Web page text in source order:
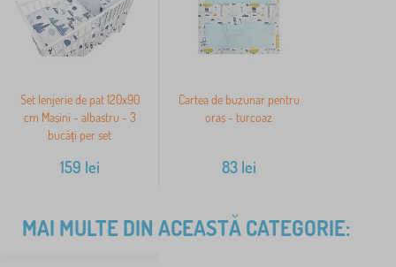
Set lenjerie de pat 120x90
cm Mașini - albastru - 3
bucăți per set
159 lei
Cartea de buzunar pentru
oraș - turcoaz
83lei
MAI MULTE DIN ACEASTĂ CATEGORIE: